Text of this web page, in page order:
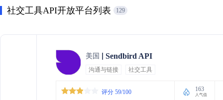
社交工具API开放平台列表 129
美国 Sendbird API
沟通与链接 社交工具
评分 59/100 163
人气值